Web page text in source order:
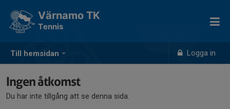
Till hemsidan Logga in
Värnamo TK
Tennis
Ingen åtkomst
Du har inte tillgång att se denna sida.